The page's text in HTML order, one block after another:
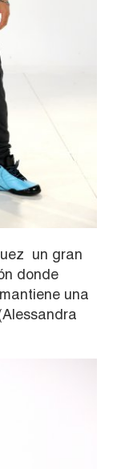
un gran
donde
una